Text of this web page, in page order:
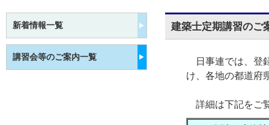
建築士定期講習のご
日事連では、登
け、各地の都道府
詳細は下記をご
新着情報一覧
講習会等のご案内一覧